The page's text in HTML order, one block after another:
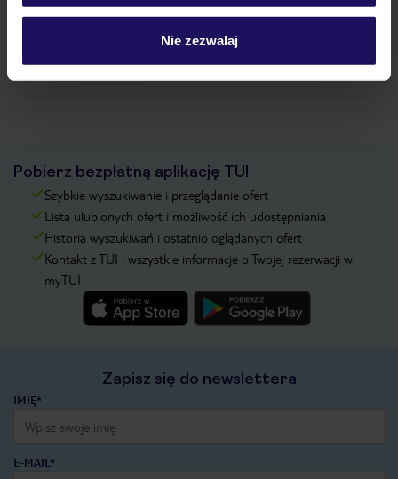
Nie zezwalaj
Na jakiej podstawie i gdzie otrzymam karty
Zobacz więcej
Pobierz bezpłatną aplikację TUI
Szybkie wyszukiwanie i przeglądanie ofert
Lista ulubionych ofert i możliwość ich udostępniania
Historia wyszukiwań i ostatnio oglądanych ofert
Kontakt z TUI i wszystkie informacje o Twojej rezerwacji w
myTUI
Zapisz się do newslettera
IMIĘ*
E-MAIL*